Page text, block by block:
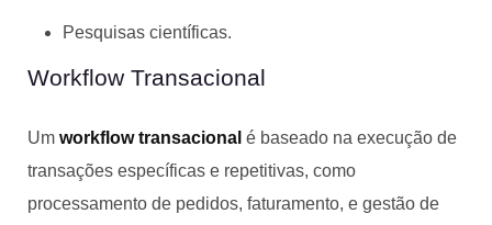
Pesquisas científicas.
Workflow Transacional
Um workflow transacional é baseado na execução de
transações específicas e repetitivas, como
processamento de pedidos, faturamento, e gestão de